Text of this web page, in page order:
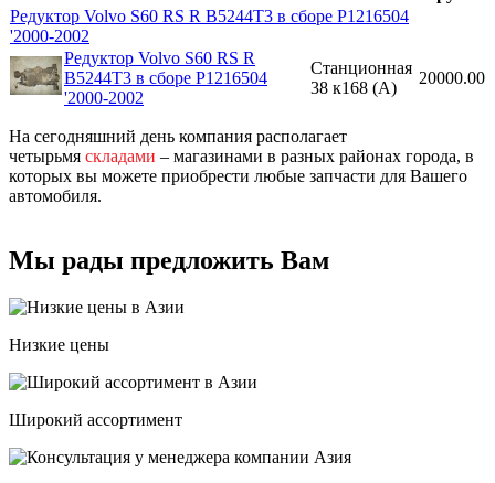
Редуктор Volvo S60 RS R B5244T3 в сборе P1216504
'2000-2002
Редуктор Volvo S60 RS R
B5244T3 в сборе P1216504
'2000-2002
Станционная
38 к168 (A)
20000.00
На сегодняшний день компания располагает
четырьмя складами – магазинами в разных районах города, в
которых вы можете приобрести любые запчасти для Вашего
автомобиля.
Мы рады предложить Вам
Низкие цены
Широкий ассортимент